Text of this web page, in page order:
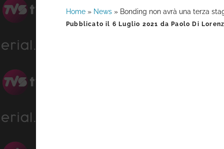
Home » News » Bonding non avrà una terza
Pubblicato il 6 Luglio 2021 da Paolo Di
Barra